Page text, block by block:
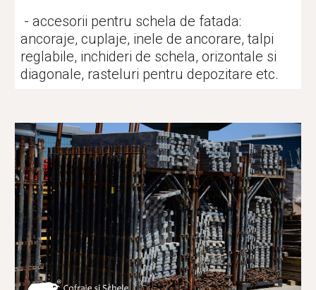
ancoraje, cuplaje, inele de ancorare, talpi
reglabile, inchideri de schela, orizontale si
diagonale, rasteluri pentru depozitare etc.